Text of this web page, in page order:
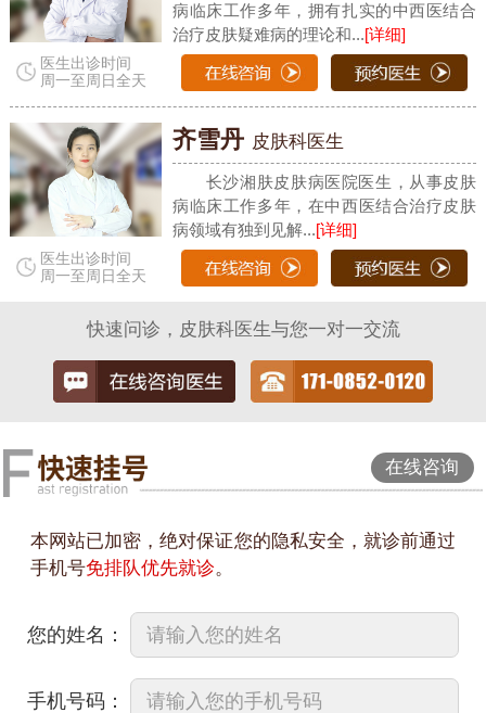
医生出诊时间
周一至周日全天
病临床工作多年，拥有扎实的中西医结合
治疗皮肤疑难病的理论和...[详细]
医生出诊时间
周一至周日全天
齐雪丹 皮肤科医生
长沙湘肤皮肤病医院医生，从事皮肤
病临床工作多年，在中西医结合治疗皮肤
病领域有独到见解...[详细]
快速问诊，皮肤科医生与您一对一交流
在线咨询
本网站已加密，绝对保证您的隐私安全，就诊前通过
手机号免排队优先就诊。
您的姓名：
手机号码：